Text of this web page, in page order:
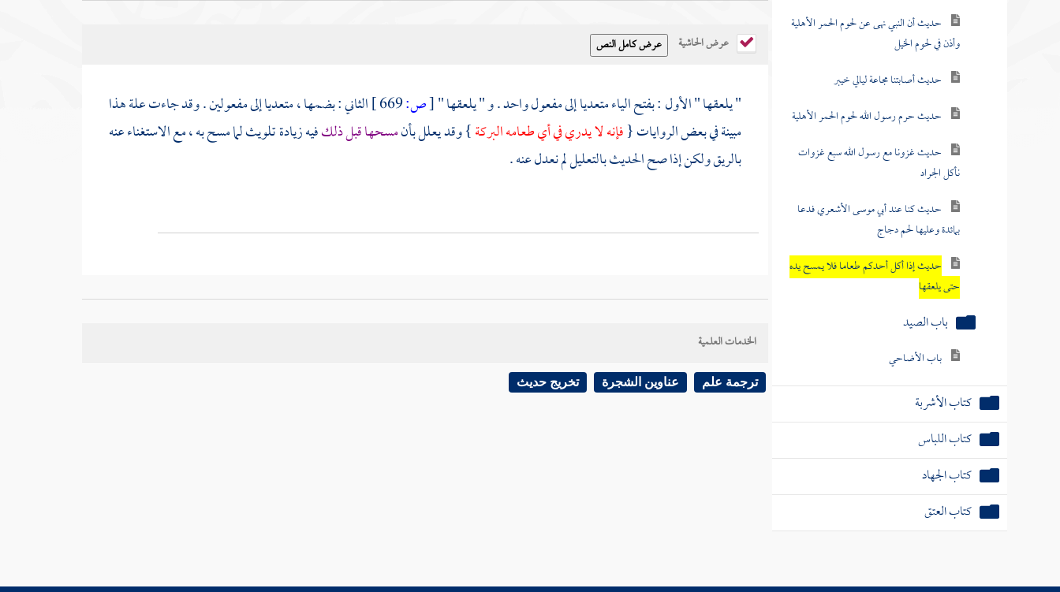
حديث أن النبي نهى عن لحوم الحمر الأهلية
وأذن في لحوم الخيل
حديث أصابتنا مجاعة ليالي خيبر
حديث حرم رسول الله لحوم الحمر الأهلية
حديث غزونا مع رسول الله سبع غزوات
نأكل الجراد
حديث كنا عند أبي موسى الأشعري فدعا
بمائدة وعليها لحم دجاج
حديث إذا أكل أحدكم طعاما فلا يمسح يده
حتى يلعقها
باب الصيد
باب الأضاحي
كتاب الأشربة
كتاب اللباس
كتاب الجهاد
كتاب العتق
عرض الحاشية
" يلعقها " الأول : بفتح الياء متعديا إلى مفعول واحد . و " يلعقها "[ص:669 ]
الثاني : بضمها ، متعديا إلى مفعولين . وقد جاءت علة هذا
مبينة في بعض الروايات {فإنه لا يدري في أي طعامه البركة} وقد يعلل بأنمسحها قبل ذلكفيه زيادة تلويث لما مسح به ، مع الاستغناء عنه
بالريق ولكن إذا صح الحديث بالتعليل لم نعدل عنه .
الخدمات العلمية
ترجمة علم عناوين الشجرة تخريج حديث